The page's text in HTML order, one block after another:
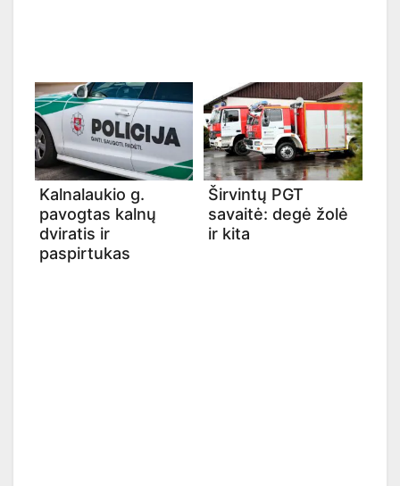
Kalnalaukio g.
pavogtas kalnų
dviratis ir
paspirtukas
Širvintų PGT
savaitė: degė žolė
ir kita